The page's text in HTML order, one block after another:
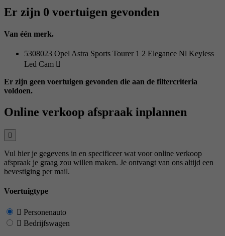
Er zijn 0 voertuigen gevonden
Van één merk.
5308023 Opel Astra Sports Tourer 1 2 Elegance Nl Keyless
Led Cam
Er zijn geen voertuigen gevonden die aan de filtercriteria
voldoen.
Online verkoop afspraak inplannen
Vul hier je gegevens in en specificeer wat voor online verkoop
afspraak je graag zou willen maken. Je ontvangt van ons altijd een
bevestiging per mail.
Voertuigtype
Personenauto
Bedrijfswagen